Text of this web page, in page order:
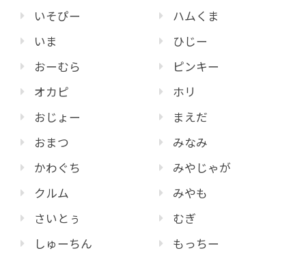
いそぴー
いま
おーむら
オカピ
おじょー
おまつ
かわぐち
クルム
さいとぅ
しゅーちん
ハムくま
ひじー
ピンキー
ホリ
まえだ
みなみ
みやじゃが
みやも
むぎ
もっちー